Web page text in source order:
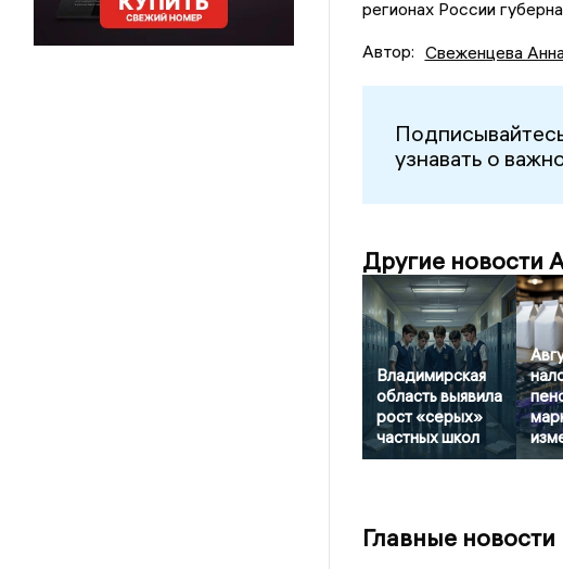
регионах России
Автор: Свеженцева
узнавать о
Другие новости
Владимирская
область выявила
рост «серых»
частных школ
Главные новости